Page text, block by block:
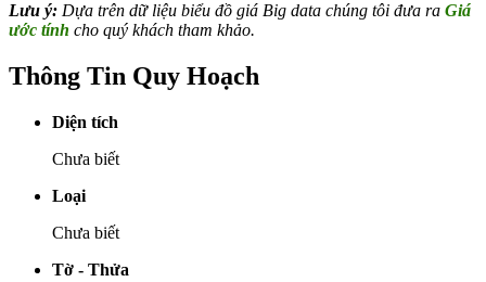
Lưu ý: Dựa trên dữ liệu biểu đồ giá Big data chúng tôi đưa ra Giá
ước tính cho quý khách tham khảo.
Thông Tin Quy Hoạch
Diện tích
Chưa biết
Loại
Chưa biết
Tờ - Thửa